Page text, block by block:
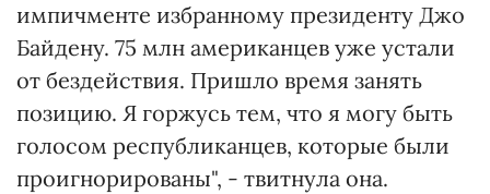
импичменте избранному президенту Джо
Байдену. 75 млн американцев уже устали
от бездействия. Пришло время занять
позицию. Я горжусь тем, что я могу быть
голосом республиканцев, которые были
проигнорированы", - твитнула она.